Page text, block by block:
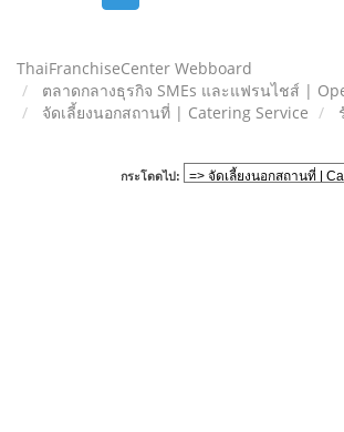
ThaiFranchiseCenter Webboard
ตลาดกลางธุรกิจ SMEs และแฟรนไชส์ |
จัดเลี้ยงนอกสถานที่ | Catering Service
กระโดดไป: